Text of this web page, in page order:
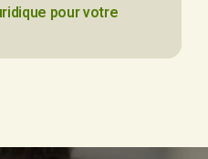
pour votre